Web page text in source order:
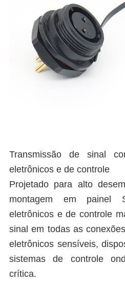
Transmissão de sinal
eletrônicos e de controle
Projetado para alto
montagem em painel
eletrônicos e de controle
sinal em todas as
eletrônicos sensíveis,
sistemas de controle
crítica.